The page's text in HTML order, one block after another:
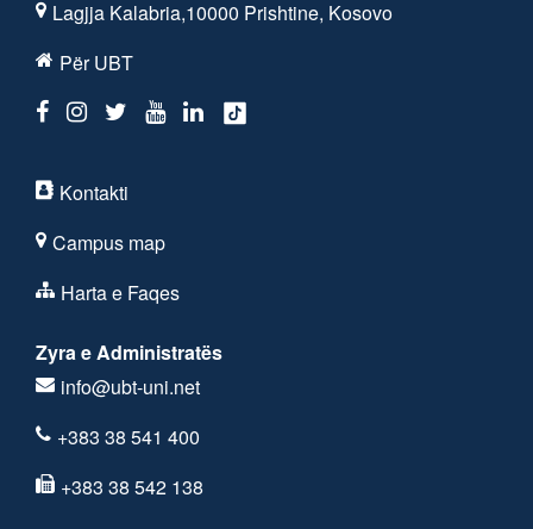
Lagjja Kalabria,10000 Prishtine, Kosovo
Për UBT
Kontakti
Campus map
Harta e Faqes
Zyra e Administratës
info@ubt-uni.net
+383 38 541 400
+383 38 542 138